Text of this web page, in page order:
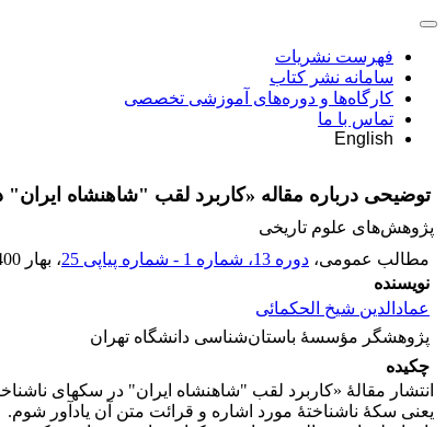
فهرست نشریات
سامانه نشر کتاب
کارگاه‌ها و دوره‌های آموزشی تخصصی
تماس با ما
English
توضیحی درباره مقاله «کاربرد لقب "شاهنشاه ایران"
پژوهش‌های علوم تاریخی
مطالب عمومی، دوره 13، شماره 1 - شماره پیاپی 25 ، بهار 1400
نویسنده
عمادالدین شیخ الحکمائی
پژوهشگر مؤسسۀ باستان‌شناسی دانشگاه تهران
چکیده
یعنی سکۀ ناشناختۀ مورد اشاره و قرائت متن آن یادآور شوم.